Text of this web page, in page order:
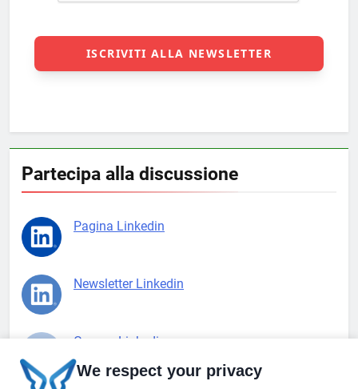
Partecipa alla discussione
Pagina Linkedin
Newsletter Linkedin
Gruppo Linkedin
We respect your privacy